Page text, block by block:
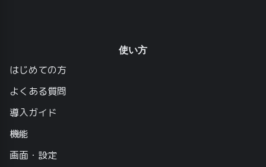
使い方
はじめての方
よくある質問
導入ガイド
機能
画面・設定